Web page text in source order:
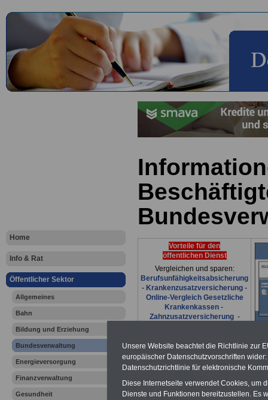
Home
Info & Rat
Öffentlicher Sektor
Allgemeines
Bahn
Bildung und Erziehung
Bundesverwaltung
Energieversorgung
Finanzverwaltung
Gesundheit
Vorteile für den
öffentlichen Dienst
Vergleichen und sparen:
Berufsunfähigkeitsabsicherung
- Krankenzusatzversicherung -
Online-Vergleich Gesetzliche
Krankenkassen-
Zahnzusatzversicherung-
Ihr
den Fall der
Unsere Website beachtet die Richtlinie zur
europäischer Datenschutzvorschriften
Datenschutzrichtlinie für elektronische
Diese Internetseite verwendet Cookies, um
Dienste und Funktionen bereitzustellen. Es